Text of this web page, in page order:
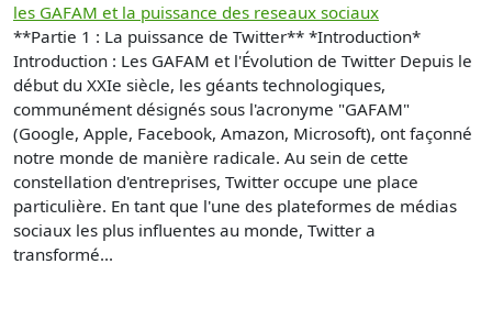
les GAFAM et la puissance des reseaux sociaux
**Partie 1 : La puissance de Twitter** *Introduction*
Introduction : Les GAFAM et l'Évolution de Twitter Depuis le
début du XXIe siècle, les géants technologiques,
communément désignés sous l'acronyme "GAFAM"
(Google, Apple, Facebook, Amazon, Microsoft), ont façonné
notre monde de manière radicale. Au sein de cette
constellation d'entreprises, Twitter occupe une place
particulière. En tant que l'une des plateformes de médias
sociaux les plus influentes au monde, Twitter a
transformé...